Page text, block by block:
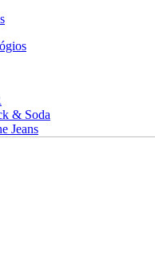
& Soda
Jeans